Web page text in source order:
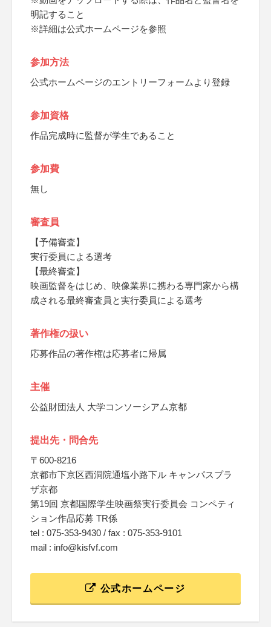
明記すること
※詳細は公式ホームページを参照
参加方法
公式ホームページのエントリーフォームより登録
参加資格
作品完成時に監督が学生であること
参加費
無し
審査員
【予備審査】
実行委員による選考
【最終審査】
映画監督をはじめ、映像業界に携わる専門家から構
成される最終審査員と実行委員による選考
著作権の扱い
応募作品の著作権は応募者に帰属
主催
公益財団法人 大学コンソーシアム京都
提出先・問合先
〒600-8216
京都市下京区西洞院通塩小路下ル キャンパスプラ
ザ京都
第19回 京都国際学生映画祭実行委員会 コンペティ
ション作品応募 TR係
tel : 075-353-9430 / fax : 075-353-9101
mail : info@kisfvf.com
公式ホームページ